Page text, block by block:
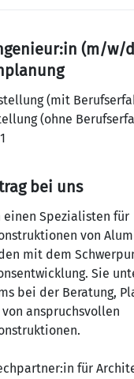
(m/w/
(mit
(ohne
bei uns
einen Spezialisten für
von
mit dem
Sie
bei der Beratung,
anspruchsvollen
für